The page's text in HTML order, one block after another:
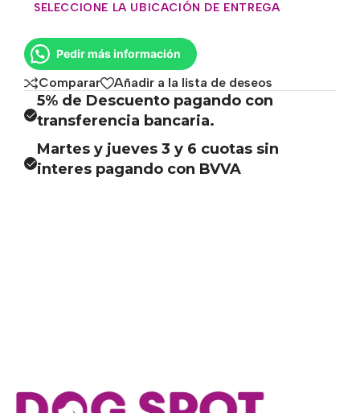
SELECCIONE LA UBICACIÓN DE ENTREGA
Pedir más información
Comparar Añadir a la lista de deseos
5% de Descuento pagando con
transferencia bancaria.
Martes y jueves 3 y 6 cuotas sin
interes pagando con BVVA